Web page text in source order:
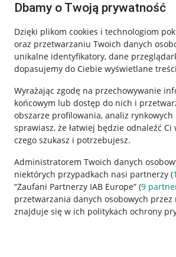
Dbamy o Twoją prywatność
Dzięki plikom cookies i technologiom
oraz przetwarzaniu Twoich danych
unikalne identyfikatory, dane
dopasujemy do Ciebie wyświetlane
Wyrażając zgodę na przechowywanie
końcowym lub dostęp do nich i
obszarze profilowania, analiz rynkowych
sprawiasz, że łatwiej będzie odnaleźć Ci
czego szukasz i potrzebujesz.
Administratorem Twoich danych
niektórych przypadkach nasi partnerzy (
“Zaufani Partnerzy IAB Europe” (9
przetwarzania danych osobowych
znajduje się w ich politykach ochrony
Przydatne informacje
Jak to działa
Napisz do nas
Allegro Gadane dla sprzedających